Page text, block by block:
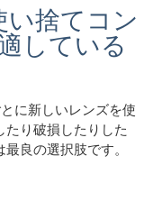
捨てコン
している
に新しいレンズを使
り破損したりした
良の選択肢です。